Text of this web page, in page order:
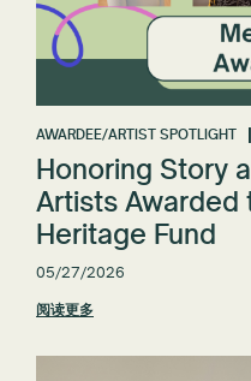
AWARDEE/ARTIST SPOTLIGHT
Honoring Story
Artists Awarded
Heritage Fund
05/27/2026
阅读更多